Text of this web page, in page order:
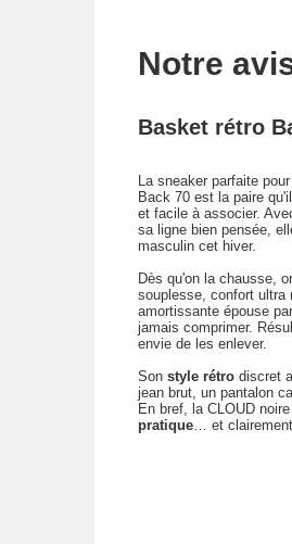
Notre
Basket rétro
La sneaker parfaite
Back 70 est la paire
et facile à associer.
sa ligne bien pensée,
masculin cet hiver.
Dès qu'on la chausse,
souplesse, confort
amortissante épouse
jamais comprimer.
envie de les enlever.
Son style rétro discret
jean brut, un pantalon
En bref, la CLOUD
pratique… et